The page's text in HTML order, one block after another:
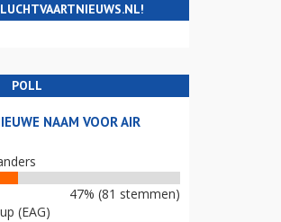
POLL
NAAM VOOR AIR
47% (81 stemmen)
(EAG)